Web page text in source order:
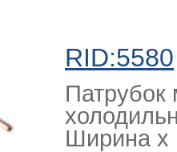
RID:5580
Патрубок
Ширина х